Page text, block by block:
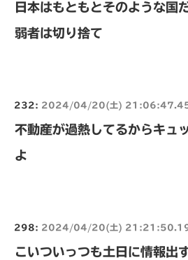
日本はもともとそのような国
弱者は切り捨て
232: 2024/04/20(土)
不動産が過熱してるからキュ
よ
298: 2024/04/20(土) 21:21:50.19
こいついっつも土日に情報出